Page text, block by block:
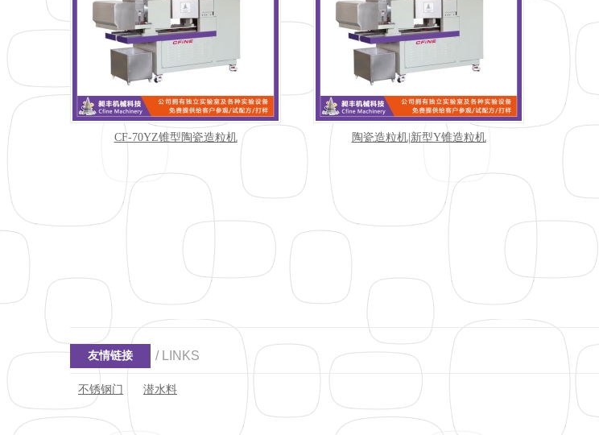
CF-70YZ锥型陶瓷造粒机 陶瓷造粒机|新型Y锥造粒机
友情链接 / LINKS
不锈钢门 潜水料